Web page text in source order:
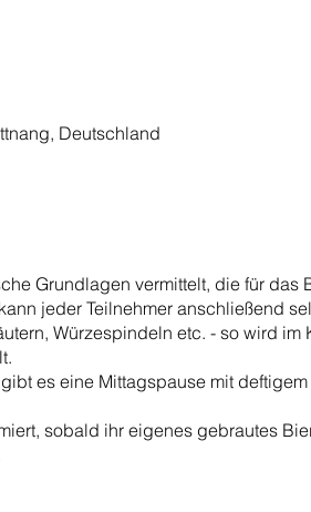
Deutschland
Grundlagen vermittelt, die für das
jeder Teilnehmer anschließend
Würzespindeln etc. - so wird im
es eine Mittagspause mit
sobald ihr eigenes gebrautes